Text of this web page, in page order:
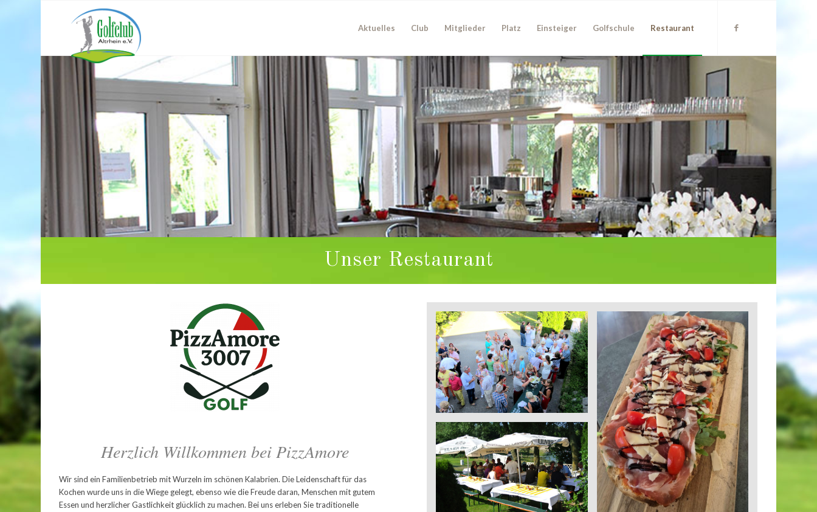
Aktuelles Club Mitglieder Platz Einsteiger Golfschule Restaurant
Unser Restaurant
Herzlich Willkommen bei PizzAmore
Wir sind ein Familienbetrieb mit Wurzeln im schönen Kalabrien. Die Leidenschaft für das
Kochen wurde uns in die Wiege gelegt, ebenso wie die Freude daran, Menschen mit gutem
Essen und herzlicher Gastlichkeit glücklich zu machen. Bei uns erleben Sie traditionelle